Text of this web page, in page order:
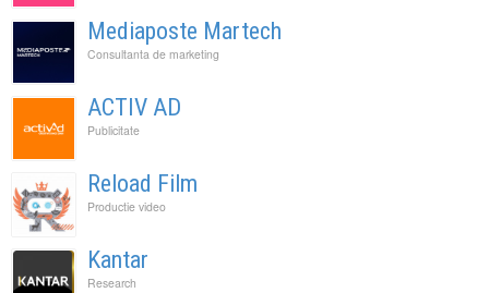
Mediaposte Martech
Consultanta de marketing
ACTIV AD
Publicitate
Reload Film
Productie video
Kantar
Research